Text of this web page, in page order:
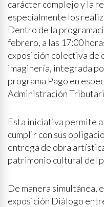
carácter complejo y la
especialmente los
Dentro de la
febrero, a las 17:00
exposición colectiva de
imaginería, integrada
programa Pago en
Administración
Esta iniciativa permite
cumplir con sus
entrega de obra
patrimonio cultural del
De manera simultánea,
exposición Diálogo